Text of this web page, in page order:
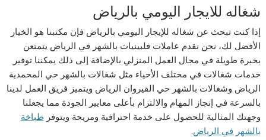
شغاله للايجار اليومي بالرياض
إذا كنت تبحث عن شغاله للإيجار اليومي بالرياض فإن مكتبنا هو الخيار
الأفضل لك، نحن نقدم عاملات فلبينيات بالشهر في الرياض يتمتعن
بخبرة طويلة في مجال العمل المنزلي بالإضافة إلى ذلك يمكننا توفير
خدمات شغالات في مختلف الأحياء مثل شغالات بالشهر حي المحمدية
الرياض وشغالات بالشهر حي القيروان الرياض ويتميز فريق العمل لدينا
بالسرعة في إنجاز المهام والالتزام بأعلى معايير الجودة مما يجعلنا
وجهتك المثالية للحصول على خدمة احترافية ومريحة ويتوفر طباخة
بالشهر في الرياض.